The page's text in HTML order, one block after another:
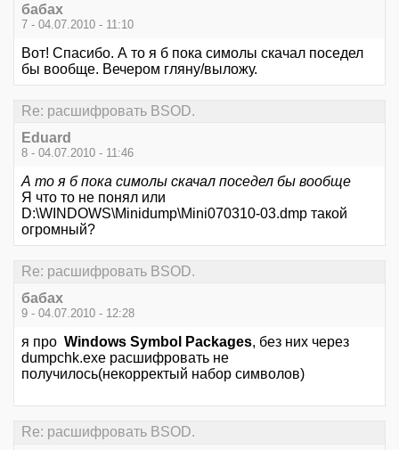
бабах
7 - 04.07.2010 - 11:10
Вот! Спасибо. А то я б пока симолы скачал поседел
бы вообще. Вечером гляну/выложу.
Re: расшифровать BSOD.
Eduard
8 - 04.07.2010 - 11:46
А то я б пока симолы скачал поседел бы вообще
Я что то не понял или
D:\WINDOWS\Minidump\Mini070310-03.dmp такой
огромный?
Re: расшифровать BSOD.
бабах
9 - 04.07.2010 - 12:28
я про Windows Symbol Packages, без них через
dumpchk.exe расшифровать не
получилось(некорректый набор символов)
Re: расшифровать BSOD.